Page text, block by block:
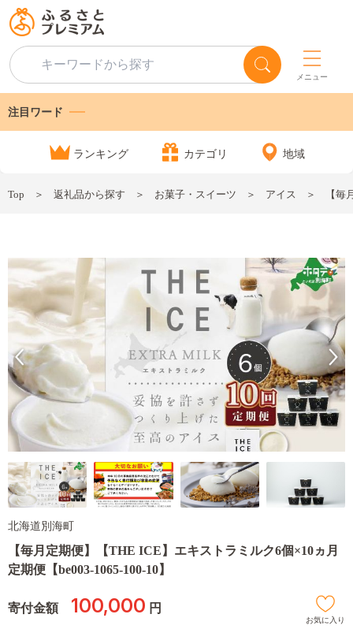
メニュー
注目ワード
ランキング カテゴリ 地域
Top 返礼品から探す お菓子・スイーツ アイス 【
北海道別海町
【毎月定期便】【THE ICE】エキストラミルク6個×10ヵ月
定期便【be003-1065-100-10】
寄付金額 100,000 円
お気に入り